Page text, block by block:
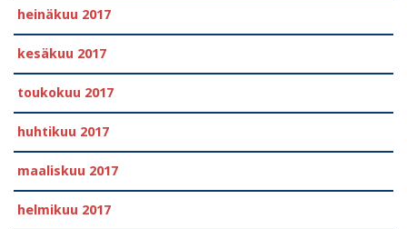
heinäkuu 2017
kesäkuu 2017
toukokuu 2017
huhtikuu 2017
maaliskuu 2017
helmikuu 2017